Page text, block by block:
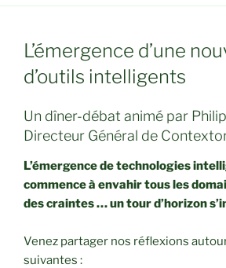
L’émergence d’une
d’outils intelligents
Un dîner-débat animé par
Directeur Général de
L’émergence de technologies
commence à envahir tous les
des craintes … un tour d’horizon
Venez partager nos réflexions
suivantes :